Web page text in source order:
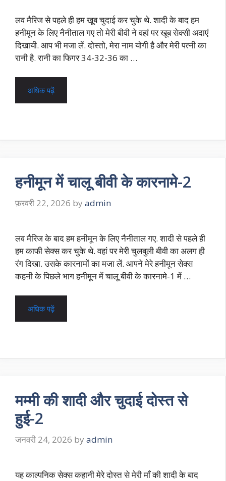
लव मैरिज से पहले ही हम खूब चुदाई कर चुके थे. शादी के बाद हम
हनीमून के लिए नैनीताल गए तो मेरी बीवी ने वहां पर खूब सेक्सी अदाएं
दिखायी. आप भी मजा लें. दोस्तो, मेरा नाम योगी है और मेरी पत्नी का
रानी है. रानी का फिगर 34-32-36 का …
अधिक पढ़ें
हनीमून में चालू बीवी के कारनामे-2
फ़रवरी 22, 2026 by admin
लव मैरिज के बाद हम हनीमून के लिए नैनीताल गए. शादी से पहले ही
हम काफी सेक्स कर चुके थे. वहां पर मेरी चुलबुली बीवी का अलग ही
रंग दिखा. उसके कारनामों का मजा लें. आपने मेरे हनीमून सेक्स
कहनी के पिछले भाग हनीमून में चालू बीवी के कारनामे-1 में …
अधिक पढ़ें
मम्मी की शादी और चुदाई दोस्त से
हुई-2
जनवरी 24, 2026 by admin
यह काल्पनिक सेक्स कहानी मेरे दोस्त से मेरी माँ की शादी के बाद